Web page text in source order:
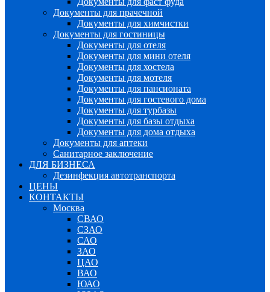
Документы для прачечной
Документы для химчистки
Документы для гостиницы
Документы для отеля
Документы для мини отеля
Документы для хостела
Документы для мотеля
Документы для пансионата
Документы для гостевого дома
Документы для турбазы
Документы для базы отдыха
Документы для дома отдыха
Документы для аптеки
Санитарное заключение
ДЛЯ БИЗНЕСА
Дезинфекция автотранспорта
ЦЕНЫ
КОНТАКТЫ
Москва
СВАО
СЗАО
САО
ЗАО
ЦАО
ВАО
ЮАО